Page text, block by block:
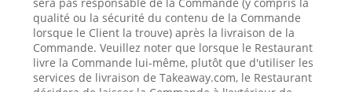
qualité ou la sécurité du contenu de la Commande
lorsque le Client la trouve) après la livraison de la
Commande. Veuillez noter que lorsque le Restaurant
livre la Commande lui-même, plutôt que d'utiliser les
services de livraison de Takeaway.com, le Restaurant